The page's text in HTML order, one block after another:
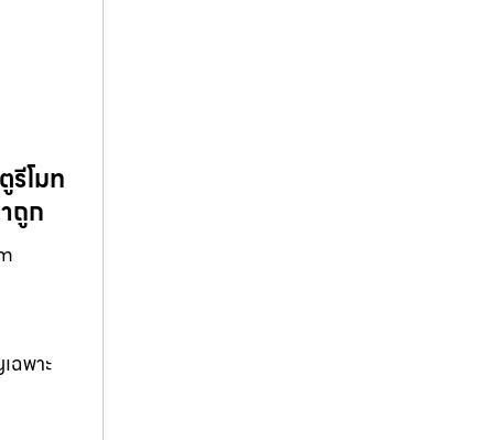
รีโมท
ถูก
ฉพาะ